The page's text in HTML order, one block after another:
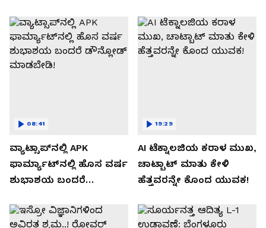
ವ್ಯಾಟ್ಸಾಪ್‌ನಲ್ಲಿ APK
ಫಾರ್ಮ್ಯಾಟ್‌ನಲ್ಲಿ ಹೊಸ ವರ್ಷ
ಶುಭಾಶಯ ಬಂದರೆ
08:41
AI ಟೆಕ್ನಾಲಜಿಯ ಕರಾಳ ಮುಖ,
ಚಾಟ್ಬಾಟ್ ಮಾತು ಕೇಳಿ
ಹೆತ್ತವರನ್ನೇ ಕೊಂದ ಯುವಕ!
19:29